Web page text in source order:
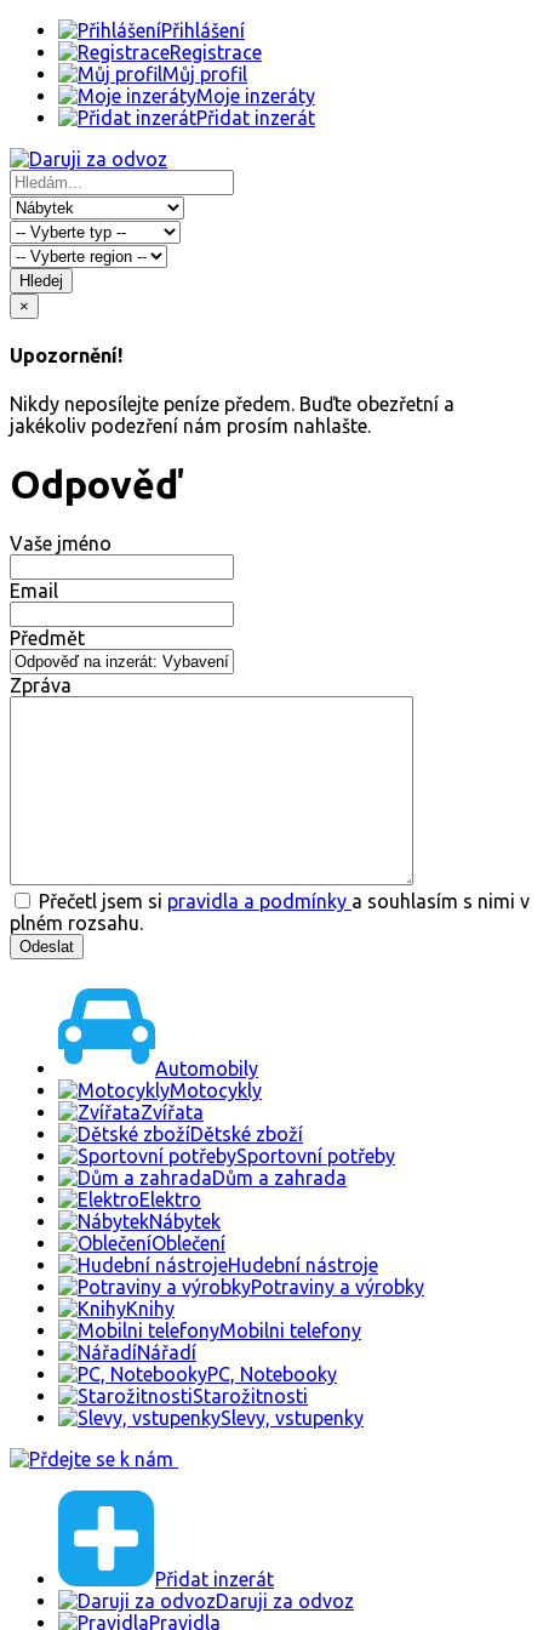
Přihlášení
Registrace
Můj profil
Moje inzeráty
Přidat inzerát
Hledej
×
Upozornění!
Nikdy neposílejte peníze předem. Buďte obezřetní a
jakékoliv podezření nám prosím nahlašte.
Odpověď
Vaše jméno
Email
Předmět
Zpráva
Přečetl jsem si pravidla a podmínky a souhlasím s nimi v
plném rozsahu.
Automobily
Motocykly
Zvířata
Dětské zboží
Sportovní potřeby
Dům a zahrada
Elektro
Nábytek
Oblečení
Hudební nástroje
Potraviny a výrobky
Knihy
Mobilni telefony
Nářadí
PC, Notebooky
Starožitnosti
Slevy, vstupenky
Přidat inzerát
Daruji za odvoz
Pravidla